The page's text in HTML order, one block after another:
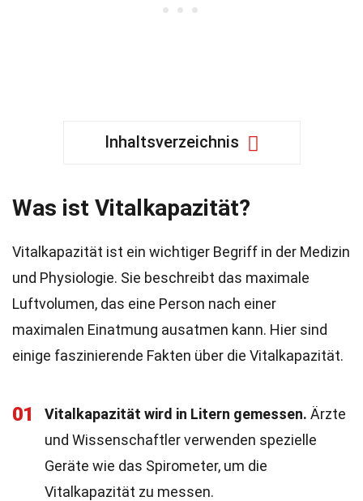
Inhaltsverzeichnis
Was ist Vitalkapazität?
Vitalkapazität ist ein wichtiger Begriff in der Medizin
und Physiologie. Sie beschreibt das maximale
Luftvolumen, das eine Person nach einer
maximalen Einatmung ausatmen kann. Hier sind
einige faszinierende Fakten über die Vitalkapazität.
01 Vitalkapazität wird in Litern gemessen. Ärzte
und Wissenschaftler verwenden spezielle
Geräte wie das Spirometer, um die
Vitalkapazität zu messen.